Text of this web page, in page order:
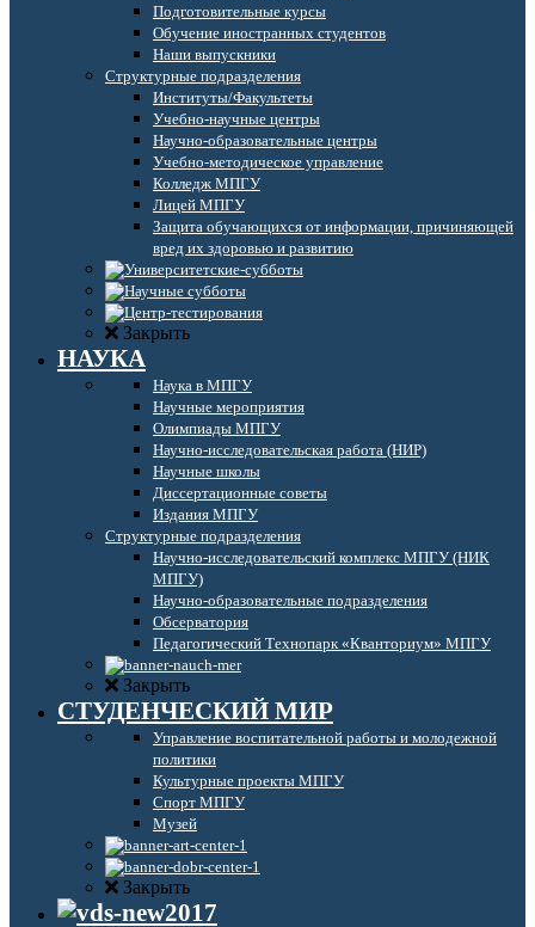
Подготовительные курсы
Обучение иностранных студентов
Наши выпускники
Структурные подразделения
Институты/Факультеты
Учебно-научные центры
Научно-образовательные центры
Учебно-методическое управление
Колледж МПГУ
Лицей МПГУ
Защита обучающихся от информации, причиняющей
вред их здоровью и развитию
Закрыть
НАУКА
Наука в МПГУ
Научные мероприятия
Олимпиады МПГУ
Научно-исследовательская работа (НИР)
Научные школы
Диссертационные советы
Издания МПГУ
Структурные подразделения
Научно-исследовательский комплекс МПГУ (НИК
МПГУ)
Научно-образовательные подразделения
Обсерватория
Педагогический Технопарк «Кванториум» МПГУ
Закрыть
СТУДЕНЧЕСКИЙ МИР
Управление воспитательной работы и молодежной
политики
Культурные проекты МПГУ
Спорт МПГУ
Музей
Закрыть